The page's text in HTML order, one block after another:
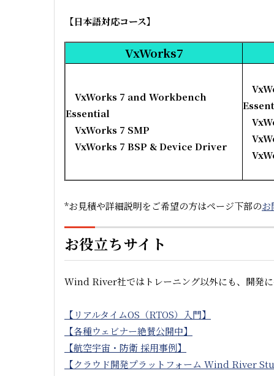
【日本語対応コース】
VxWorks7
VxWorks 7 and Workbench
Essential
VxWorks 7 SMP
VxWorks 7 BSP & Device Driver
*お見積や詳細説明をご希望の方はページ下部のお
お役立ちサイト
Wind River社ではトレーニング以外にも、開発に
【リアルタイムOS（RTOS）入門】
【各種ウェビナー絶賛公開中】
【航空宇宙・防衛 採用事例】
【クラウド開発プラットフォーム Wind River